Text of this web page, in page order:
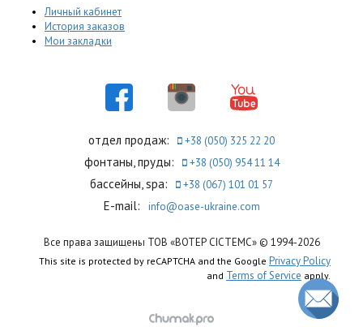
Личный кабинет
История заказов
Мои закладки
отдел продаж: +38 (050) 325 22 20
фонтаны, пруды: +38 (050) 954 11 14
бассейны, spa: +38 (067) 101 01 57
E-mail: info@oase-ukraine.com
Все права защищены ТОВ «ВОТЕР СІСТЕМС» © 1994-2026
This site is protected by reCAPTCHA and the Google Privacy Policy
and Terms of Service apply.